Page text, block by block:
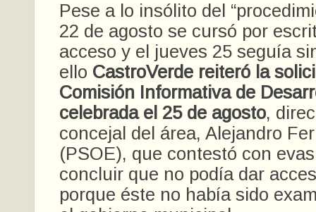
Pese a lo insólito del
22 de agosto se cursó por
acceso y el jueves 25 seguía
ello CastroVerde reiteró la
Comisión Informativa de
celebrada el 25 de agosto,
concejal del área, Alejandro
(PSOE), que contestó con
concluir que no podía dar
porque éste no había sido